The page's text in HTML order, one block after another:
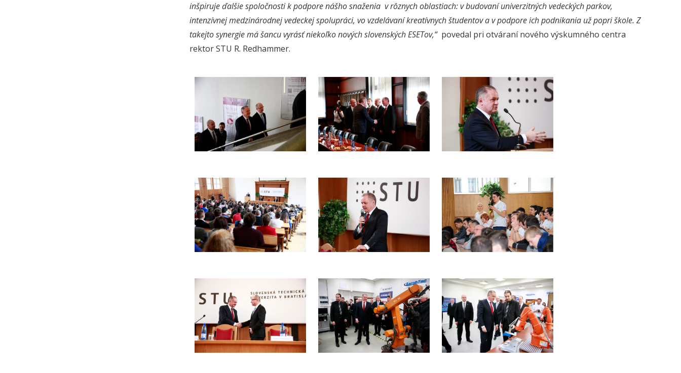
inšpiruje ďalšie spoločnosti k podpore nášho snaženia v rôznych oblastiach: v budovaní univerzitných vedeckých parkov,
intenzívnej medzinárodnej vedeckej spolupráci, vo vzdelávaní kreatívnych študentov a v podpore ich podnikania už popri škole. Z
takejto synergie má šancu vyrásť niekoľko nových slovenských ESETov,“povedal pri otváraní nového výskumného centra
rektor STU R. Redhammer.